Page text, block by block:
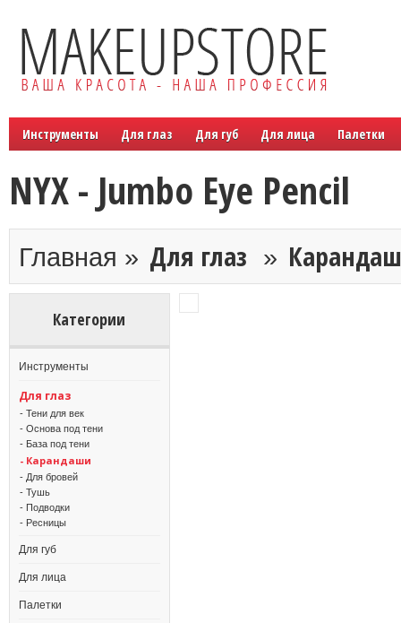
Инструменты Для глаз Для губ Для лица Палетки
NYX - Jumbo Eye Pencil
Главная » Для глаз »
Категории
Инструменты
Для глаз
- Тени для век
- Основа под тени
- База под тени
- Карандаши
- Для бровей
- Тушь
- Подводки
- Ресницы
Для губ
Для лица
Палетки